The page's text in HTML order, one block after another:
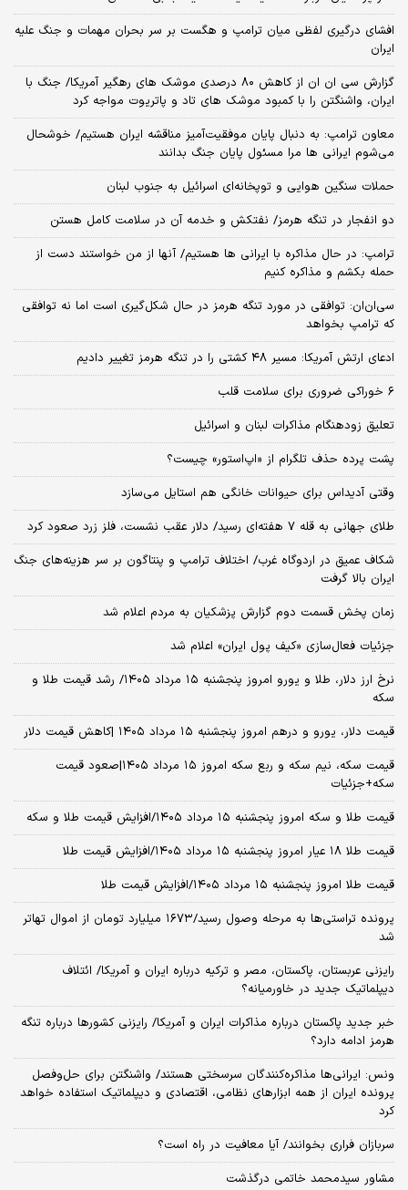
افشای درگیری لفظی میان ترامپ و هگست بر سر بحران مهمات و جنگ علیه
ایران
گزارش سی ان ان از کاهش ۸۰ درصدی موشک های رهگیر آمریکا/ جنگ با
ایران، واشنگتن را با کمبود موشک های تاد و پاتریوت مواجه کرد
معاون ترامپ: به دنبال پایان موفقیت‌آمیز مناقشه ایران هستیم/ خوشحال
می‌شوم ایرانی ها مرا مسئول پایان جنگ بدانند
حملات سنگین هوایی و توپخانه‌ای اسرائیل به جنوب لبنان
دو انفجار در تنگه هرمز/ نفتکش و خدمه آن در سلامت کامل هستن
ترامپ: در حال مذاکره با ایرانی ها هستیم/ آنها از من خواستند دست از
حمله بکشم و مذاکره کنیم
سی‌ان‌ان: توافقی در مورد تنگه هرمز در حال شکل‌گیری است اما نه توافقی
که ترامپ بخواهد
ادعای ارتش آمریکا: مسیر ۴۸ کشتی را در تنگه هرمز تغییر دادیم
۶ خوراکی ضروری برای سلامت قلب
تعلیق زودهنگام مذاکرات لبنان و اسرائیل
پشت پرده حذف تلگرام از «اپ‌استور» چیست؟
وقتی آدیداس برای حیوانات خانگی هم استایل می‌سازد
طلای جهانی به قله ۷ هفته‌ای رسید/ دلار عقب نشست، فلز زرد صعود کرد
شکاف عمیق در اردوگاه غرب/ اختلاف ترامپ و پنتاگون بر سر هزینه‌های جنگ
ایران بالا گرفت
زمان پخش قسمت دوم گزارش پزشکیان به مردم اعلام شد
جزئیات فعال‌سازی «کیف پول ایران» اعلام شد
نرخ ارز دلار، طلا و یورو امروز پنجشنبه ۱۵ مرداد ۱۴۰۵/ رشد قیمت طلا و
سکه
قیمت دلار، یورو و درهم امروز پنجشنبه ۱۵ مرداد ۱۴۰۵ |کاهش قیمت دلار
قیمت سکه، نیم سکه و ربع سکه امروز ۱۵ مرداد ۱۴۰۵|صعود قیمت
سکه+جزئیات
قیمت طلا و سکه امروز پنجشنبه ۱۵ مرداد ۱۴۰۵/افزایش قیمت طلا و سکه
قیمت طلا ۱۸ عیار امروز پنجشنبه ۱۵ مرداد ۱۴۰۵/افزایش قیمت طلا
قیمت طلا امروز پنجشنبه ۱۵ مرداد ۱۴۰۵/افزایش قیمت طلا
پرونده تراستی‌ها به مرحله وصول رسید/۱۶۷۳ میلیارد تومان از اموال تهاتر
شد
رایزنی عربستان، پاکستان، مصر و ترکیه درباره ایران و آمریکا/ ائتلاف
دیپلماتیک جدید در خاورمیانه؟
خبر جدید پاکستان درباره مذاکرات ایران و آمریکا/ رایزنی کشورها درباره تنگه
هرمز ادامه دارد؟
ونس: ایرانی‌ها مذاکره‌کنندگان سرسختی هستند/ واشنگتن برای حل‌وفصل
پرونده ایران از همه ابزارهای نظامی، اقتصادی و دیپلماتیک استفاده خواهد
کرد
سربازان فراری بخوانند/ آیا معافیت در راه است؟
مشاور سیدمحمد خاتمی درگذشت